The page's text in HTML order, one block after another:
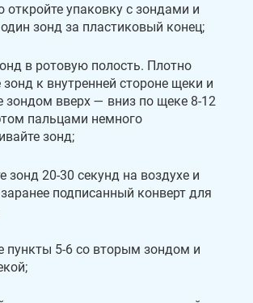
откройте упаковку с зондами и
зонд за пластиковый конец;
в ротовую полость. Плотно
к внутренней стороне щеки и
зондом вверх — вниз по щеке 8-12
пальцами немного
зонд;
зонд 20-30 секунд на воздухе и
подписанный конверт для
пункты 5-6 со вторым зондом и